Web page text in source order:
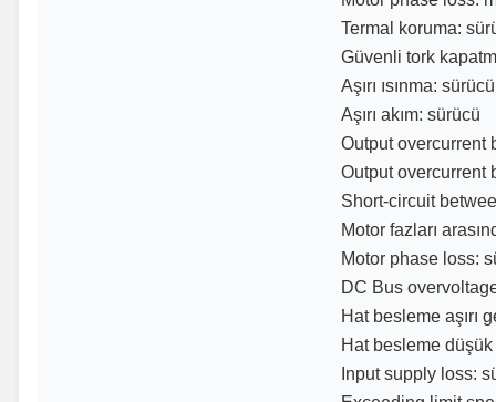
Termal koruma:
Güvenli tork
Aşırı ısınma: sürücü
Aşırı akım: sürücü
Output overcurrent
Output overcurrent
Short-circuit
Motor fazları
Motor phase loss:
DC Bus
Hat besleme aşırı
Hat besleme
Input supply loss: